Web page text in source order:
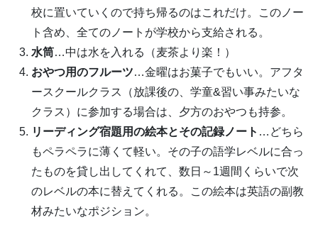
校に置いていくので持ち帰るのはこれだけ。このノー
ト含め、全てのノートが学校から支給される。
水筒…中は水を入れる（麦茶より楽！）
おやつ用のフルーツ…金曜はお菓子でもいい。アフタ
ースクールクラス（放課後の、学童&習い事みたいな
クラス）に参加する場合は、夕方のおやつも持参。
リーディング宿題用の絵本とその記録ノート …どちら
もペラペラに薄くて軽い。その子の語学レベルに合っ
たものを貸し出してくれて、数日～1週間くらいで次
のレベルの本に替えてくれる。この絵本は英語の副教
材みたいなポジション。